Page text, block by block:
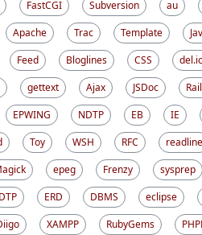
FastCGI Subversion au
Apache Trac Template
Feed Bloglines CSS
gettext Ajax JSDoc
EPWING NDTP EB IE
Toy WSH RFC readline
epeg Frenzy sysprep
DTP ERD DBMS eclipse
XAMPP RubyGems